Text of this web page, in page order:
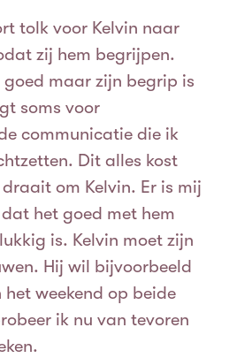
tolk voor Kelvin naar
zij hem begrijpen.
maar zijn begrip is
soms voor
communicatie die ik
Dit alles kost
om Kelvin. Er is mij
het goed met hem
is. Kelvin moet zijn
Hij wil bijvoorbeeld
weekend op beide
ik nu van tevoren